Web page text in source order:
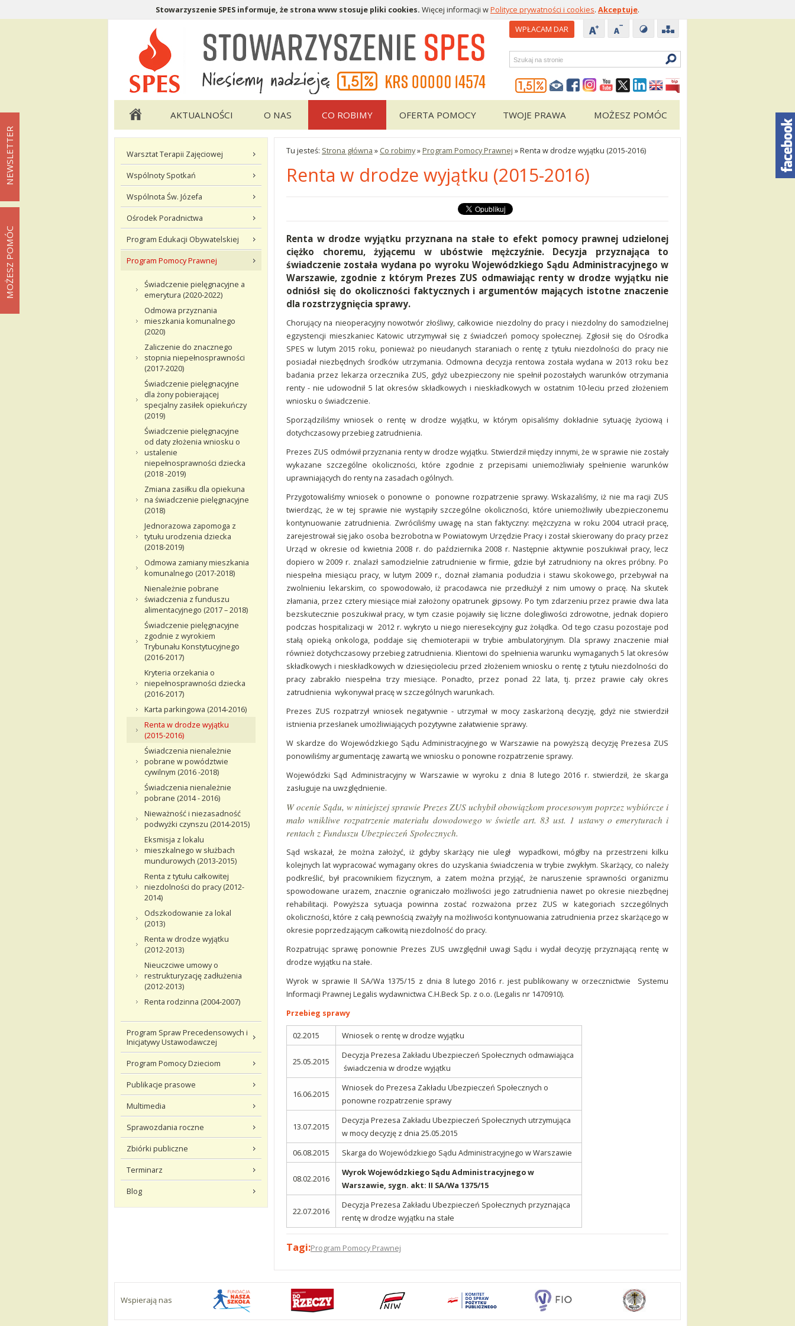
Stowarzyszenie SPES informuje, że strona www stosuje pliki cookies. Więcej informacji wPolityce prywatności i cookies. Akceptuje.
Menu pomocnicze
WPŁACAM DAR
Wyszukiwarka
Menu główne
AKTUALNOŚCI O NAS CO ROBIMY OFERTA POMOCY TWOJE PRAWA MOŻESZ POMÓC
Menu podstrony Co robimy
Warsztat Terapii Zajęciowej
Wspólnoty Spotkań
Wspólnota Św. Józefa
Ośrodek Poradnictwa
Program Edukacji Obywatelskiej
Program Pomocy Prawnej
Świadczenie pielęgnacyjne a
emerytura (2020-2022)
Odmowa przyznania
mieszkania komunalnego
(2020)
Zaliczenie do znacznego
stopnia niepełnosprawności
(2017-2020)
Świadczenie pielęgnacyjne
dla żony pobierającej
specjalny zasiłek opiekuńczy
(2019)
Świadczenie pielęgnacyjne
od daty złożenia wniosku o
ustalenie
niepełnosprawności dziecka
(2018 -2019)
Zmiana zasiłku dla opiekuna
na świadczenie pielęgnacyjne
(2018)
Jednorazowa zapomoga z
tytułu urodzenia dziecka
(2018-2019)
Odmowa zamiany mieszkania
komunalnego (2017-2018)
Nienależnie pobrane
świadczenia z funduszu
alimentacyjnego (2017 – 2018)
Świadczenie pielęgnacyjne
zgodnie z wyrokiem
Trybunału Konstytucyjnego
(2016-2017)
Kryteria orzekania o
niepełnosprawności dziecka
(2016-2017)
Karta parkingowa (2014-2016)
Renta w drodze wyjątku
(2015-2016)
Świadczenia nienależnie
pobrane w powództwie
cywilnym (2016 -2018)
Świadczenia nienależnie
pobrane (2014 - 2016)
Nieważność i niezasadność
podwyżki czynszu (2014-2015)
Eksmisja z lokalu
mieszkalnego w służbach
mundurowych (2013-2015)
Renta z tytułu całkowitej
niezdolności do pracy (2012-
2014)
Odszkodowanie za lokal
(2013)
Renta w drodze wyjątku
(2012-2013)
Nieuczciwe umowy o
restrukturyzację zadłużenia
(2012-2013)
Renta rodzinna (2004-2007)
Program Spraw Precedensowych i
Inicjatywy Ustawodawczej
Program Pomocy Dzieciom
Publikacje prasowe
Multimedia
Sprawozdania roczne
Zbiórki publiczne
Terminarz
Blog
Tu jesteś: Strona główna » Co robimy» Program Pomocy Prawnej »Renta w drodze wyjątku (2015-2016)
Renta w drodze wyjątku (2015-2016)
Renta w drodze wyjątku przyznana na stałe to efekt pomocy prawnej udzielonej
ciężko choremu, żyjącemu w ubóstwie mężczyźnie. Decyzja przyznająca to
świadczenie została wydana po wyroku Wojewódzkiego Sądu Administracyjnego w
Warszawie, zgodnie z którym Prezes ZUS odmawiając renty w drodze wyjątku nie
odniósł się do okoliczności faktycznych i argumentów mających istotne znaczenie
dla rozstrzygnięcia sprawy.
Chorujący na nieoperacyjny nowotwór złośliwy, całkowicie niezdolny do pracy i niezdolny do samodzielnej
egzystencji mieszkaniec Katowic utrzymywał się z świadczeń pomocy społecznej. Zgłosił się do Ośrodka
SPES w lutym 2015 roku, ponieważ po nieudanych staraniach o rentę z tytułu niezdolności do pracy nie
posiadał niezbędnych środków utrzymania. Odmowna decyzja rentowa została wydana w 2013 roku bez
badania przez lekarza orzecznika ZUS, gdyż ubezpieczony nie spełnił pozostałych warunków otrzymania
renty - nie udowodnił 5 lat okresów składkowych i nieskładkowych w ostatnim 10-leciu przed złożeniem
wniosku o świadczenie.
Sporządziliśmy wniosek o rentę w drodze wyjątku, w którym opisaliśmy dokładnie sytuację życiową i
dotychczasowy przebieg zatrudnienia.
Prezes ZUS odmówił przyznania renty w drodze wyjątku. Stwierdził między innymi, że w sprawie nie zostały
wykazane szczególne okoliczności, które zgodnie z przepisami uniemożliwiały spełnienie warunków
uprawniających do renty na zasadach ogólnych.
Przygotowaliśmy wniosek o ponowne o ponowne rozpatrzenie sprawy. Wskazaliśmy, iż nie ma racji ZUS
twierdząc, że w tej sprawie nie wystąpiły szczególne okoliczności, które uniemożliwiły ubezpieczonemu
kontynuowanie zatrudnienia. Zwróciliśmy uwagę na stan faktyczny: mężczyzna w roku 2004 utracił pracę,
zarejestrował się jako osoba bezrobotna w Powiatowym Urzędzie Pracy i został skierowany do pracy przez
Urząd w okresie od kwietnia 2008 r. do października 2008 r. Następnie aktywnie poszukiwał pracy, lecz
dopiero w 2009 r. znalazł samodzielnie zatrudnienie w firmie, gdzie był zatrudniony na okres próbny. Po
niespełna miesiącu pracy, w lutym 2009 r., doznał złamania podudzia i stawu skokowego, przebywał na
zwolnieniu lekarskim, co spowodowało, iż pracodawca nie przedłużył z nim umowy o pracę. Na skutek
złamania, przez cztery miesiące miał założony opatrunek gipsowy. Po tym zdarzeniu przez prawie dwa lata
bezskutecznie poszukiwał pracy, w tym czasie pojawiły się liczne dolegliwości zdrowotne, jednak dopiero
podczas hospitalizacji w 2012 r. wykryto u niego nieresekcyjny guz żołądka. Od tego czasu pozostaje pod
stałą opieką onkologa, poddaje się chemioterapii w trybie ambulatoryjnym. Dla sprawy znaczenie miał
również dotychczasowy przebieg zatrudnienia. Klientowi do spełnienia warunku wymaganych 5 lat okresów
składkowych i nieskładkowych w dziesięcioleciu przed złożeniem wniosku o rentę z tytułu niezdolności do
pracy zabrakło niespełna trzy miesiące. Ponadto, przez ponad 22 lata, tj. przez prawie cały okres
zatrudnienia wykonywał pracę w szczególnych warunkach.
Prezes ZUS rozpatrzył wniosek negatywnie - utrzymał w mocy zaskarżoną decyzję, gdyż nie stwierdził
istnienia przesłanek umożliwiających pozytywne załatwienie sprawy.
W skardze do Wojewódzkiego Sądu Administracyjnego w Warszawie na powyższą decyzję Prezesa ZUS
ponowiliśmy argumentację zawartą we wniosku o ponowne rozpatrzenie sprawy.
Wojewódzki Sąd Administracyjny w Warszawie w wyroku z dnia 8 lutego 2016 r. stwierdził, że skarga
zasługuje na uwzględnienie.
W ocenie Sądu, w niniejszej sprawie Prezes ZUS uchybił obowiązkom procesowym poprzez wybiórcze i
mało wnikliwe rozpatrzenie materiału dowodowego w świetle art. 83 ust. 1 ustawy o emeryturach i
rentach z Funduszu Ubezpieczeń Społecznych.
Sąd wskazał, że można założyć, iż gdyby skarżący nie uległ wypadkowi, mógłby na przestrzeni kilku
kolejnych lat wypracować wymagany okres do uzyskania świadczenia w trybie zwykłym. Skarżący, co należy
podkreślić, był pracownikiem fizycznym, a zatem można przyjąć, że naruszenie sprawności organizmu
spowodowane urazem, znacznie ograniczało możliwości jego zatrudnienia nawet po okresie niezbędnej
rehabilitacji. Powyższa sytuacja powinna zostać rozważona przez ZUS w kategoriach szczególnych
okoliczności, które z całą pewnością zważyły na możliwości kontynuowania zatrudnienia przez skarżącego w
okresie poprzedzającym całkowitą niezdolność do pracy.
Rozpatrując sprawę ponownie Prezes ZUS uwzględnił uwagi Sądu i wydał decyzję przyznającą rentę w
drodze wyjątku na stałe.
Wyrok w sprawie II SA/Wa 1375/15 z dnia 8 lutego 2016 r. jest publikowany w orzecznictwie Systemu
Informacji Prawnej Legalis wydawnictwa C.H.Beck Sp. z o.o. (Legalis nr 1470910).
Przebieg sprawy
02.2015 Wniosek o rentę w drodze wyjątku
25.05.2015
Decyzja Prezesa Zakładu Ubezpieczeń Społecznych odmawiająca
świadczenia w drodze wyjątku
16.06.2015
Wniosek do Prezesa Zakładu Ubezpieczeń Społecznych o
ponowne rozpatrzenie sprawy
13.07.2015
Decyzja Prezesa Zakładu Ubezpieczeń Społecznych utrzymująca
w mocy decyzję z dnia 25.05.2015
06.08.2015
Skarga do Wojewódzkiego Sądu Administracyjnego w Warszawie
08.02.2016
Wyrok Wojewódzkiego Sądu Administracyjnego w
Warszawie, sygn. akt: II SA/Wa 1375/15
22.07.2016
Decyzja Prezesa Zakładu Ubezpieczeń Społecznych przyznająca
rentę w drodze wyjątku na stałe
Tagi:Program Pomocy Prawnej
Wspierają nas
NEWSLETTER
MOŻESZ POMÓC